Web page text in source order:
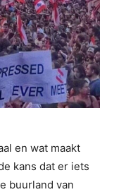
en wat maakt
kans dat er iets
buurland van